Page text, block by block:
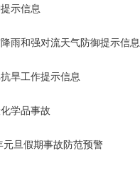
示信息
雨和强对流天气防御提示信息
旱工作提示信息
学品事故
旦假期事故防范预警